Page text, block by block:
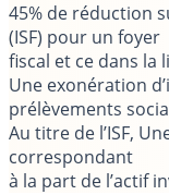
45% de réduction
(ISF) pour un foyer
fiscal et ce dans la
Une exonération
prélèvements
Au titre de l’ISF,
correspondant
à la part de l’actif